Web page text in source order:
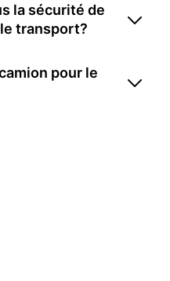
la sécurité de
transport?
pour le